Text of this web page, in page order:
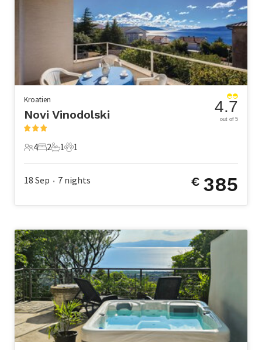
Kroatien
Novi Vinodolski
4 Gäste
4
2 Schlafzimmer
2
1 Badezimmer
1
1 Haustier
1
4.7
out of 5
18 Sep • 7 nights € 385